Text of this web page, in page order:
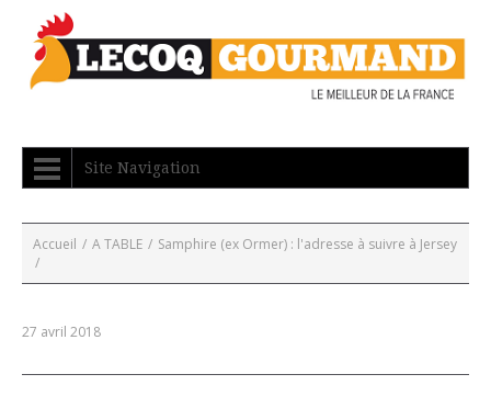
Site Navigation
Accueil / A TABLE / Samphire (ex Ormer) : l'adresse à suivre à Jersey
/
27 avril 2018